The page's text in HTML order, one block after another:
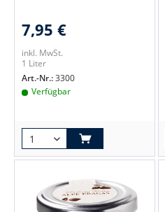
7,95 €
inkl. MwSt.
1 Liter
Art.-Nr.:3300
Verfügbar